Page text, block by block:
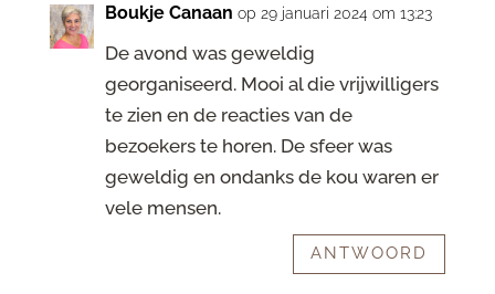
Boukje Canaan op 29 januari 2024 om 13:23
De avond was geweldig
georganiseerd. Mooi al die vrijwilligers
te zien en de reacties van de
bezoekers te horen. De sfeer was
geweldig en ondanks de kou waren er
vele mensen.
ANTWOORD